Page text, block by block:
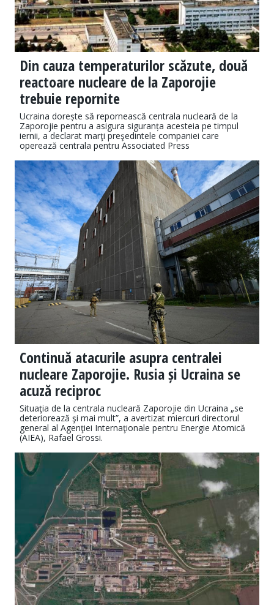
Din cauza temperaturilor scăzute, două
reactoare nucleare de la Zaporojie
trebuie repornite
Ucraina dorește să repornească centrala nucleară de la
Zaporojie pentru a asigura siguranța acesteia pe timpul
iernii, a declarat marţi preşedintele companiei care
operează centrala pentru Associated Press
Continuă atacurile asupra centralei
nucleare Zaporojie. Rusia și Ucraina se
acuză reciproc
Situaţia de la centrala nucleară Zaporojie din Ucraina „se
deteriorează şi mai mult”, a avertizat miercuri directorul
general al Agenţiei Internaţionale pentru Energie Atomică
(AIEA), Rafael Grossi.